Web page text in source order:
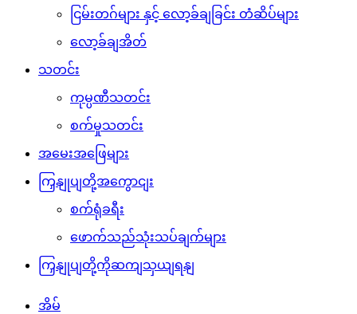
ငြမ်းတဂ်များ နှင့် လော့ခ်ချခြင်း တံဆိပ်များ
လော့ခ်ချအိတ်
သတင်း
ကုမ္ပဏီသတင်း
စက်မှုသတင်း
အမေးအဖြေများ
ကြှနျုပျတို့အကွောငျး
စက်ရုံခရီး
ဖောက်သည်သုံးသပ်ချက်များ
ကြှနျုပျတို့ကိုဆကျသှယျရနျ
အိမ်